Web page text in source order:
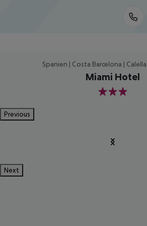
Spanien | Costa Barcelona |
Miami Hotel
3
Previous
Next